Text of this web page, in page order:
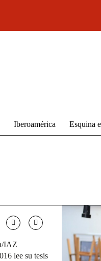
Iberoamérica Esquina
IAZ
lee su tesis